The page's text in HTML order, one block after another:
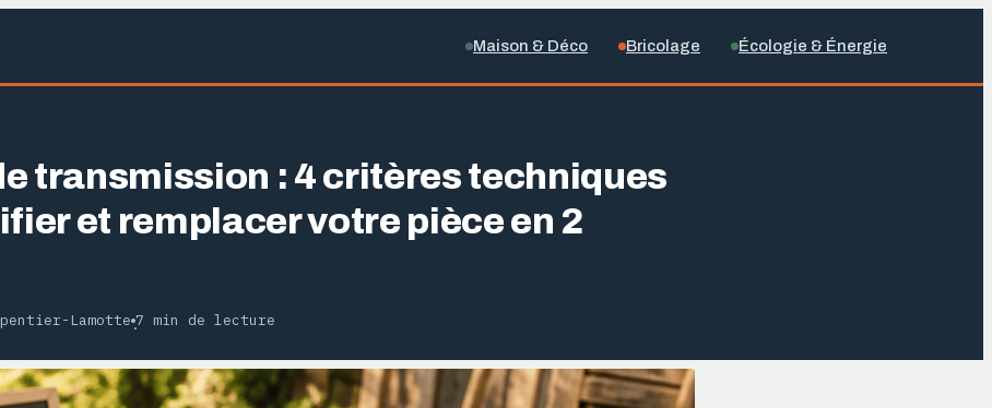
Maison & Déco Bricolage Écologie & Énergie
transmission : 4 critères techniques
et remplacer votre pièce en 2
Lamotte·7 min de lecture